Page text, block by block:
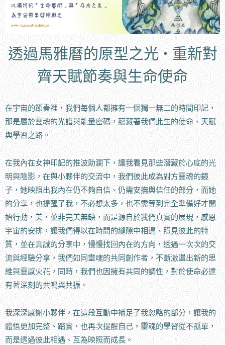
透過馬雅曆的原型之光 • 重新對
齊天賦節奏與生命使命
在宇宙的節奏裡，我們每個人都擁有一個獨一無二的時間印記，
那是屬於靈魂的光譜與能量密碼，蘊藏著我們此生的使命、天賦
與學習之路。
在我內在女神印記的推波助瀾下，讓我看見那些潛藏於心底的光
明與陰影，在與小夥伴的交流中，我們彼此成為對方靈魂的鏡
子，她映照出我內在仍不夠自信、仍需安撫與信任的部分，而她
的分享，也提醒了我，不必想太多，也不需等到完全準備好才開
始行動，美，並非完美無缺，而是源自於我們真實的展現，感恩
宇宙的安排，讓我們得以在時間的縫隙中相遇、照見彼此的特
質，並在真誠的分享中，慢慢找回內在的方向，透過一次次的交
流與經驗分享，我們如同靈魂的共同創作者，不斷激盪出新的思
維與靈感火花，同時，我們也因擁有共同的調性，對於使命必達
有著深刻的共鳴與共振。
我深深感謝小夥伴，在這段互動中補足了我忽略的部分，讓我的
體悟更加完整、踏實，也再次提醒自己，靈魂的學習從不孤單，
而是透過彼此相遇、互為映照而成長。